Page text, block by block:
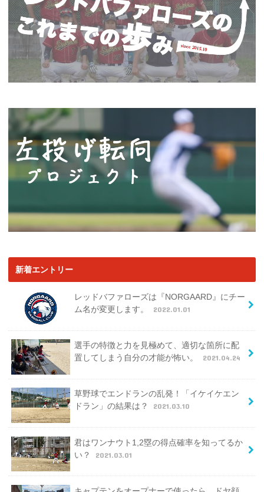
新着エントリー
レッドバファローズは『NORGAARD』にチー
ム名が変更します。
2022.01.01
選手の特徴と力を見極めて、適切な箇所に配
置してしまう自分の才能が怖い。
2021.04.24
草野球でエンドランの乱発！「イケイケエン
ドラン」の結果は？
2021.03.10
君はワンナウト1,2塁の得点確率を知ってるか
い？
2021.03.01